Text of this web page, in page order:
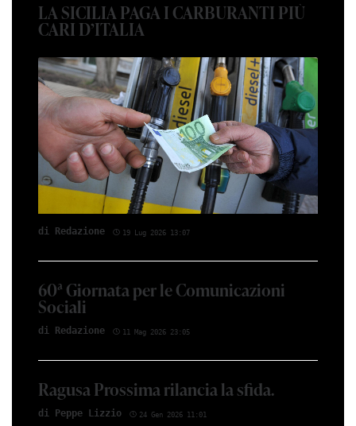
LA SICILIA PAGA I CARBURANTI PIÙ
CARI D’ITALIA
di Red­azio­ne 19 Lug 2026 13:07
60ª Giornata per le Comunicazioni
Sociali
di Red­azio­ne 11 Mag 2026 23:05
Ragusa Prossima rilancia la sfida.
di Peppe Li­z­zio 24 Gen 2026 11:01